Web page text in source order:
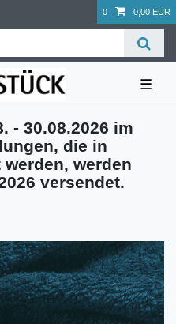
0 0,00 EUR
☰
- 30.08.2026 im
die in
werden
versendet.